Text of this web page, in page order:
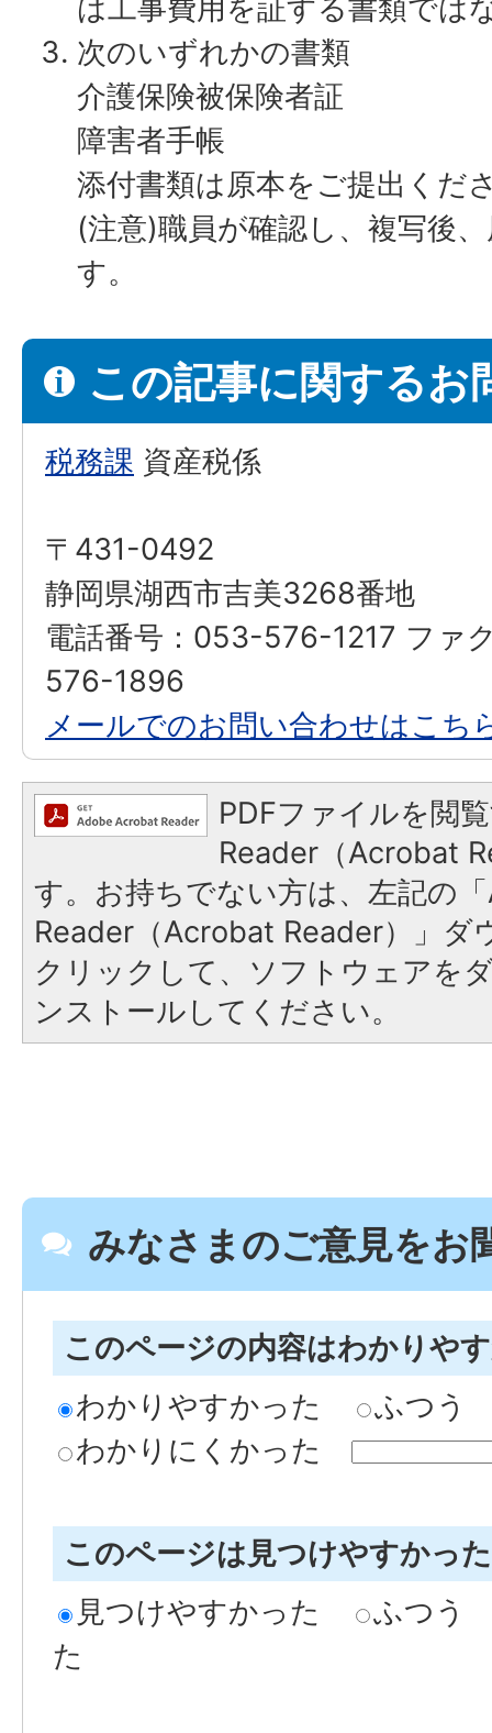
は工事費用を証する書類では
次のいずれかの書類
介護保険被保険者証
障害者手帳
添付書類は原本をご提出くだ
(注意)職員が確認し、複写後
す。
この記事に関するお
税務課 資産税係
〒431-0492
静岡県湖西市吉美3268番地
電話番号：053-576-1217 ファ
576-1896
メールでのお問い合わせはこち
PDFファイルを閲
Reader（Acrobat
す。お持ちでない方は、左記の
Reader（Acrobat Reader）」ダ
クリックして、ソフトウェアを
ンストールしてください。
みなさまのご意見をお
このページの内容はわかりや
わかりやすかった
ふつう
わかりにくかった
このページは見つけやすかっ
見つけやすかった
ふつう
た